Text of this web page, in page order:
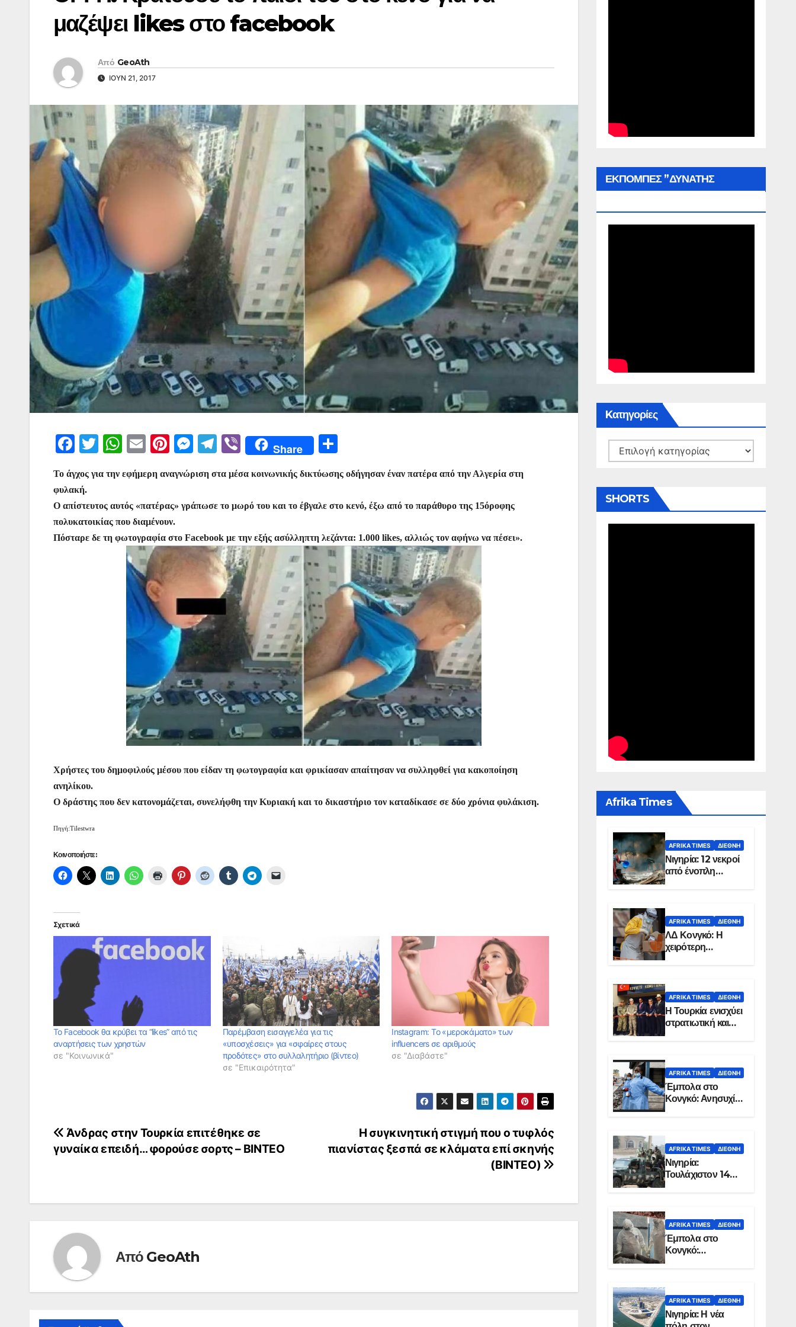
μαζέψει likes στο facebook
Από GeoAth
ΙΟΎΝ 21, 2017
F
c
e
b
o
T
itt
er
W
at
s
A
p
p
E
ai
l
Pi
er
e
st
M
s
s
n
g
er
T
e
gr
m
Vi
b
er
Share
ρ
α
τε
ίτ
ε
Το άγχος για την εφήμερη αναγνώριση στα μέσα κοινωνικής δικτύωσης οδήγησαν έναν πατέρα από την Αλγερία στη
φυλακή.
Ο απίστευτος αυτός «πατέρας» γράπωσε το μωρό του και το έβγαλε στο κενό, έξω από το παράθυρο της 15όροφης
πολυκατοικίας που διαμένουν.
Πόσταρε δε τη φωτογραφία στο Facebook με την εξής ασύλληπτη λεζάντα: 1.000 likes, αλλιώς τον αφήνω να πέσει».
Χρήστες του δημοφιλούς μέσου που είδαν τη φωτογραφία και φρικίασαν απαίτησαν να συλληφθεί για κακοποίηση
ανηλίκου.
Ο δράστης που δεν κατονομάζεται, συνελήφθη την Κυριακή και το δικαστήριο τον καταδίκασε σε δύο χρόνια φυλάκιση.
Πηγή:Tilestwra
Κοινοποιήστε:
Σχετικά
Το Facebook θα κρύβει τα “likes” από τις
αναρτήσεις των χρηστών
σε "Κοινωνικά"
Παρέμβαση εισαγγελέα για τις
«υποσχέσεις» για «σφαίρες στους
προδότες» στο συλλαλητήριο (βίντεο)
σε "Επικαιρότητα"
Instagram: Tο «μεροκάματο» των
influencers σε αριθμούς
σε "Διαβάστε"
Πλοήγηση
άρθρων
Η συγκινητική στιγμή που ο τυφλός
πιανίστας ξεσπά σε κλάματα επί σκηνής
(ΒΙΝΤΕΟ)
Άνδρας στην Τουρκία επιτέθηκε σε
γυναίκα επειδή… φορούσε σορτς – ΒΙΝΤΕΟ
Από GeoAth
ΕΚΠΟΜΠΕΣ ”ΔΥΝΑΤΗΣ
Kατηγορίες
Kατηγορίες
SHORTS
Αfrika Times
AFRIKA TIMES ΔΙΕΘΝΉ
Νιγηρία: 12 νεκροί
από ένοπλη
επίθεση σε χωριό
AFRIKA TIMES ΔΙΕΘΝΉ
ΛΔ Κονγκό: Η
χειρότερη
επιδημία Έμπολα
χώρας
AFRIKA TIMES ΔΙΕΘΝΉ
Η Τουρκία ενισχύει
στρατιωτική και
ενεργειακή
Σομαλία
AFRIKA TIMES ΔΙΕΘΝΉ
Έμπολα στο
Κονγκό: Ανησυχία
για τη μεγάλη
AFRIKA TIMES ΔΙΕΘΝΉ
Νιγηρία:
Τουλάχιστον 14
νεκροί από
στην Οτούκπο
AFRIKA TIMES ΔΙΕΘΝΉ
Έμπολα στο
Κονγκό:
Ξεπέρασαν τους
AFRIKA TIMES ΔΙΕΘΝΉ
Νιγηρία: Η νέα